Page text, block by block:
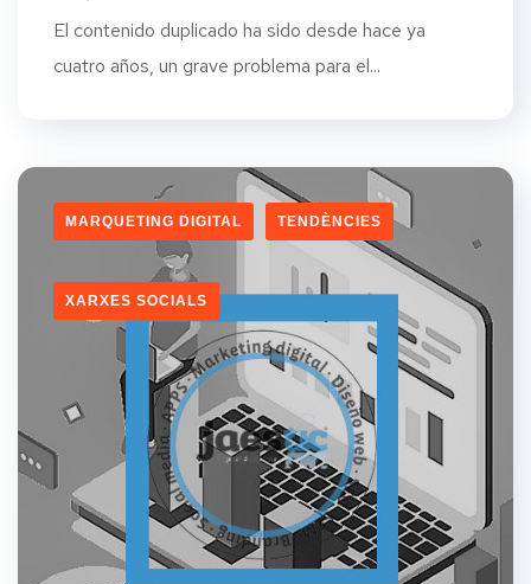
El contenido duplicado ha sido desde hace ya
cuatro años, un grave problema para el...
MARQUETING DIGITAL TENDÈNCIES
XARXES SOCIALS